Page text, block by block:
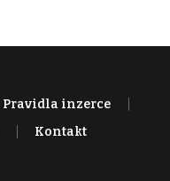
Pravidla inzerce
Kontakt